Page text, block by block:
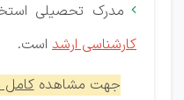
 مدرک تحصیلی
کارشناسی ارشد است.
جهت مشاهدهکامل